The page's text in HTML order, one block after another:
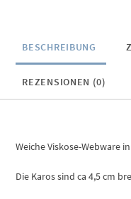
BESCHREIBUNG
REZENSIONEN (0)
Weiche Viskose-Webware
Die Karos sind ca 4,5 cm